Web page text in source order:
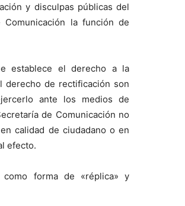
y disculpas públicas del
la función de
establece el derecho a la
derecho de rectificación son
ante los medios de
de Comunicación no
calidad de ciudadano o en
efecto.
como forma de «réplica» y